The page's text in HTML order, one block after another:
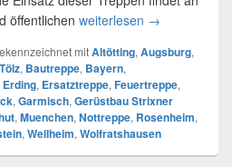
öffentlichen weiterlesen Fluchttreppe
→
mitAltötting, Augsburg,
, Bautreppe, Bayern,
Erding, Ersatztreppe, Feuertreppe,
, Garmisch, Gerüstbau Strixner
, Muenchen, Nottreppe, Rosenheim,
, Weilheim, Wolfratshausen